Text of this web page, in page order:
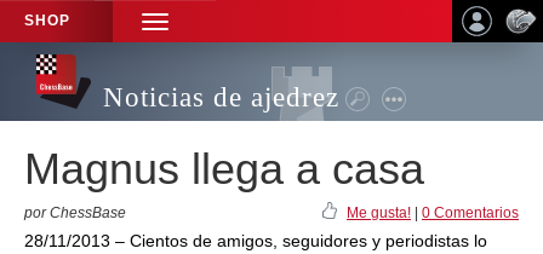
SHOP
TOGGLE
NAVIGATION
Noticias de ajedrez
Magnus llega a casa
por ChessBase Me gusta! 0 Comentarios
28/11/2013 – Cientos de amigos, seguidores y periodistas lo